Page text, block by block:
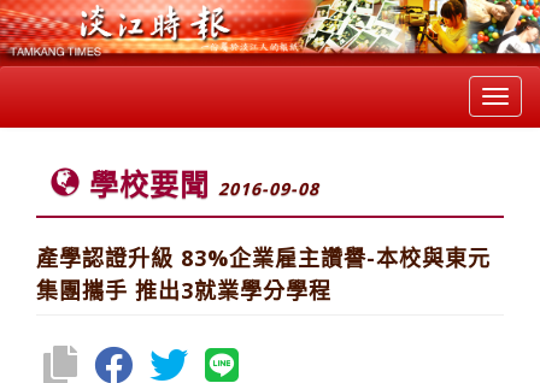
學校要聞 2016-09-08
產學認證升級 83%企業雇主讚譽-本校與東元
集團攜手 推出3就業學分學程